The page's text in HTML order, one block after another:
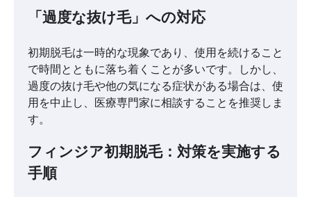
「過度な抜け毛」への対応
初期脱毛は一時的な現象であり、使用を続けること
で時間とともに落ち着くことが多いです。しかし、
過度の抜け毛や他の気になる症状がある場合は、使
用を中止し、医療専門家に相談することを推奨しま
す。
フィンジア初期脱毛：対策を実施する
手順